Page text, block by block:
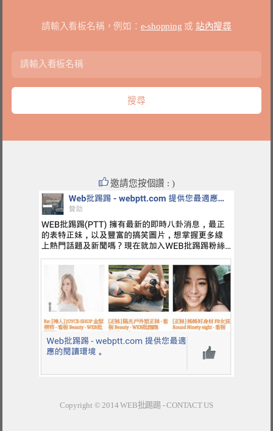
請輸入看板名稱，例如： e-shopping 或 站內搜尋
邀請您按個讚 : )
Copyright © 2014WEB批踢踢-CONTACT US